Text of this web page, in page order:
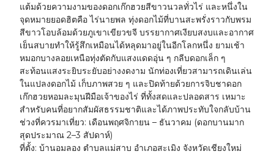
แต้มด้วยความงามของดอกเก๊กฮวยสีขาวนวลทั่วไร่ และหนึ่งใน
จุดหมายยอดฮิตคือไร่นายพล ทุ่งดอกไม้ที่บานสะพรั่งราวกับพรม
สีขาวโอบล้อมด้วยภูเขาเขียวขจี บรรยากาศเงียบสงบและอากาศ
เย็นสบายทำให้รู้สึกเหมือนได้หลุดมาอยู่ในอีกโลกหนึ่ง ยามเช้า
หมอกบางลอยเหนือทุ่งตัดกับแสงแดดอุ่น ๆ กลีบดอกเล็ก ๆ
สะท้อนแสงระยิบระยับอย่างงดงาม นักท่องเที่ยวสามารถเดินเล่น
ในแปลงดอกไม้ เก็บภาพสวย ๆ และปิดท้ายด้วยการจิบชาดอก
เก๊กฮวยหอมละมุนฝีมือเจ้าของไร่ ที่ทั้งสดและปลอดสาร เหมาะ
สำหรับคนที่อยากสัมผัสธรรมชาติและได้ภาพประทับใจกลับบ้าน
ช่วงที่ควรมาเที่ยว: เดือนพฤศจิกายน – ธันวาคม (ดอกบานมาก
สุดประมาณ 2–3 สัปดาห์)
ที่ตั้ง: บ้านอมลอง ตำบลแม่สาบ อำเภอสะเมิง จังหวัดเชียงใหม่